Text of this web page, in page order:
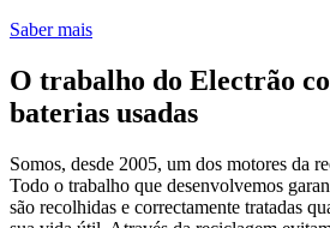
Saber mais
O trabalho do Electrão
baterias usadas
Somos, desde 2005, um dos motores da
Todo o trabalho que desenvolvemos
são recolhidas e correctamente tratadas